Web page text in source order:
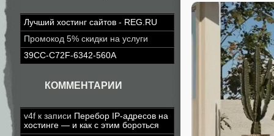
Лучший хостинг сайтов - REG.RU
Промокод 5% скидки на услуги
39CC-C72F-6342-560A
КОММЕНТАРИИ
v4f к записи Перебор IP-адресов на
хостинге — и как с этим бороться